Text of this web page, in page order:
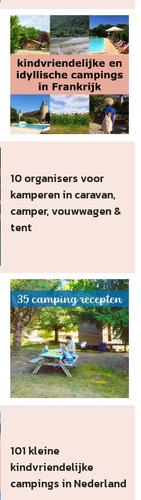
10 organisers voor
kamperen in caravan,
camper, vouwwagen &
tent
101 kleine
kindvriendelijke
campings in Nederland